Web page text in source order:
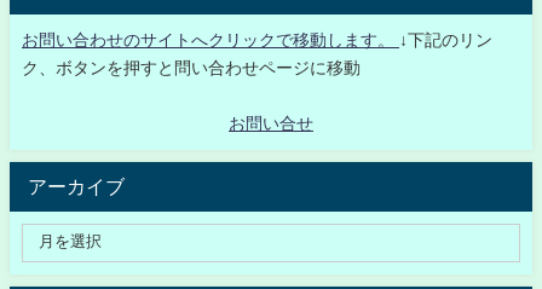
お問い合わせのサイトへクリックで移動します。
↓下記のリン
ク、ボタンを押すと問い合わせページに移動
お問い合せ
アーカイブ